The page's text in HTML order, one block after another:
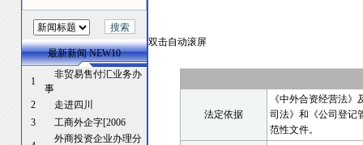
最新新闻 NEW10
1
非贸易售付汇业务办
事
2
走进四川
3
工商外企字[2006
外商投资企业办理分
双击自动滚屏
法定依据
《中外合资经营法
司法》和《公司登记
范性文件。